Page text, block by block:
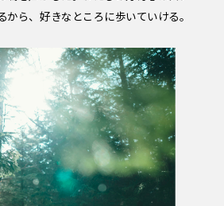
から、好きなところに歩いていける。